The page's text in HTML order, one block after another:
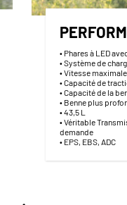
• Phares à LED
• Système de
• Vitesse
• Capacité de
• Capacité de la
• Benne plus
• 43,5 L
• Véritable
demande
• EPS, EBS, ADC